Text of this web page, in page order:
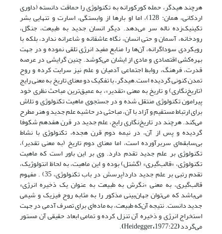
هرچند هیدگر، حمله کورکورانه به تکنولوژی را حماقت دانسته (داوری
اردکانی، همان: 128)، اما او بارها از وابستگی، اسارت و تنهایی بشر
تکینیک‌زده ناله سر می‌دهد. دیگر انسان جدید به طبیعت، جنگل،
رودخانه، آسمان و حتی انسان، نگاه عاشقانه و شاعرانه ندارد، بلکه با
رویکردی سوداگرانه، آن‌ها را منابع مفید انرژی تلقی نموده و در جهت
بهره‌کشی اقتصادی و مادی از ایشان می‌کوشد. چنین گرایشی در عرصه
قدرت، فرهنگ، روابط اجتماعی آدمیان و علم نیز سرایت کرده و روح
تمدن کنونی گردیده است.هیدگر، با تفکیک دو معنای تاریخ به معنی رایج
(تاریخ‌نگاری) و تاریخ به معنی «تقدیر»، به عمیق‌ترین مباحث نظری خود
پیرامون تکنولوژی منتقل شده و در جستجوی ماهیت تکنولوژی و تلاش
برای ارتباط مستقیم و آزاد با آن، مباحثی در حاشیه علم جدید و هنر مطرح
می‌کند. هرچند در تاریخ‌نگاری رایج، علم جدید در قرن هفدهم شکوفا
گردیده و پس از آن، در نیمه دوم قرن هجده، تکنولوژی با نشاط
بی‌سابقه‌ای سربرآورده است، اما معنای دوم تاریخ (به معنی تقدیر)،
تکنولوژی بر علم جدید تقدم دارد. وی بر این باور است که ماهیت
تکنولوژی، «قالب‌گیری» (گشتل) بوده و این ماهیت، به لحاظ انتولوژیک،
تقدم رتبی بر علم جدید دارد(پرسش در باب تکنولوژی، 35) . مفهوم
قالب‌گیری، به معنی «نگرش به طبیعت به عنوان یک ذخیره انرژی»
می‌باشد که می‌توان جهان‌بینی مذکور را به مثابه روح فیزیک و شیمی
جدید دانست. نتیجه آن‌که طبیعت، به ماده‌ای برای تصرف آدمی در جهت
استخراج انرژی و ذخیره آن تنزل کرده و تمامی ابعاد حقیقی آن مستور
می‌گردد(
1977:22،Heidegger
)
.